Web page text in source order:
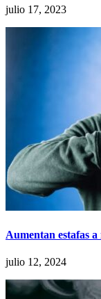
julio 17, 2023
Aumentan estafas
julio 12, 2024